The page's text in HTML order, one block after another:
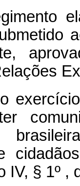
IV, § 1º ,